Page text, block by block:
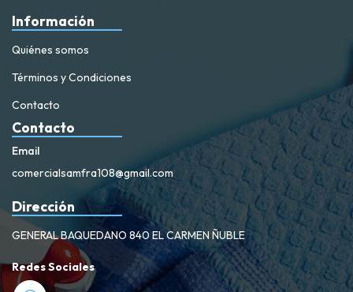
Información
Quiénes somos
Términos y Condiciones
Contacto
Contacto
Email
comercialsamfra108@gmail.com
Dirección
GENERAL BAQUEDANO 840 EL CARMEN ÑUBLE
Redes Sociales